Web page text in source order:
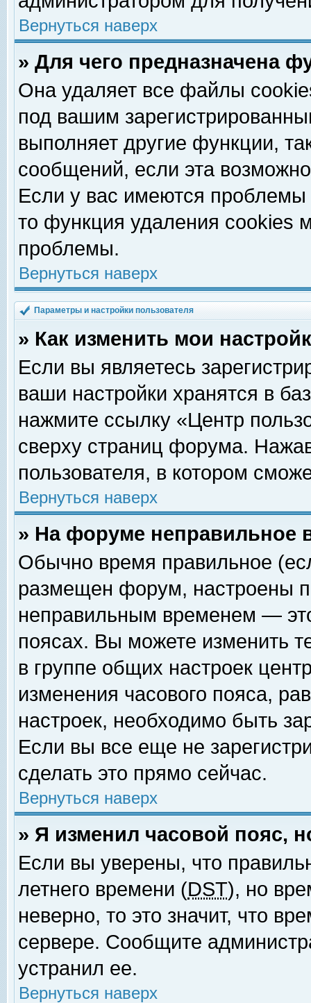
Вернуться наверх
» Для чего предназначена
Она удаляет все файлы
под вашим
выполняет другие функции,
сообщений, если эта
Если у вас имеются
то функция удаления cookies
проблемы.
Вернуться наверх
Параметры и настройки пользователя
» Как изменить мои
Если вы являетесь
ваши настройки хранятся в
нажмите ссылку «Центр
сверху страниц форума.
пользователя, в котором
Вернуться наверх
» На форуме неправильное
Обычно время правильное
размещен форум, настроены
неправильным временем —
поясах. Вы можете изменить
в группе общих настроек
изменения часового пояса,
настроек, необходимо быть
Если вы все еще не
сделать это прямо сейчас.
Вернуться наверх
» Я изменил часовой пояс,
Если вы уверены, что
летнего времени (DST), но
неверно, то это значит, что
сервере. Сообщите
устранил ее.
Вернуться наверх